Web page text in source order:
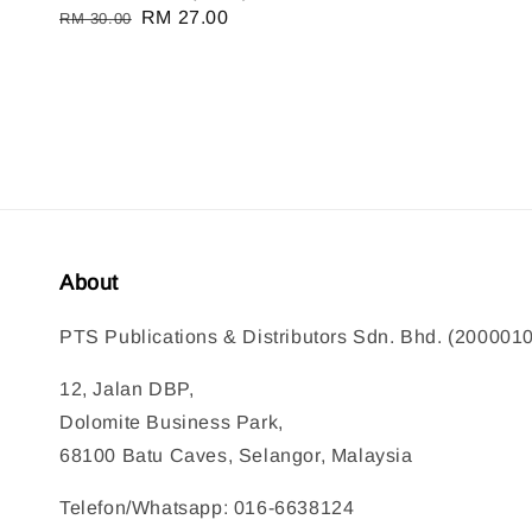
Regular
RM 30.00
Sale
RM 27.00
About
PTS Publications & Distributors Sdn. Bhd.
12, Jalan DBP,
Dolomite Business Park,
68100 Batu Caves, Selangor, Malaysia
Telefon/Whatsapp: 016-6638124